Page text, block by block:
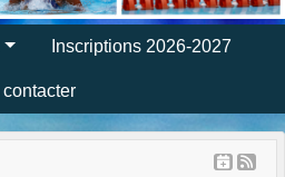
Inscriptions 2026-2027
contacter